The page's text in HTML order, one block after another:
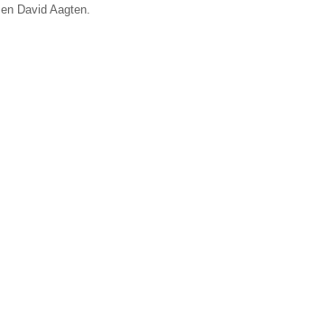
David Aagten.